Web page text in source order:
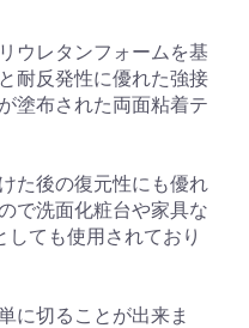
ウレタンフォームを基
耐反発性に優れた強接
塗布された両面粘着テ
た後の復元性にも優れ
で洗面化粧台や家具な
しても使用されており
に切ることが出来ま